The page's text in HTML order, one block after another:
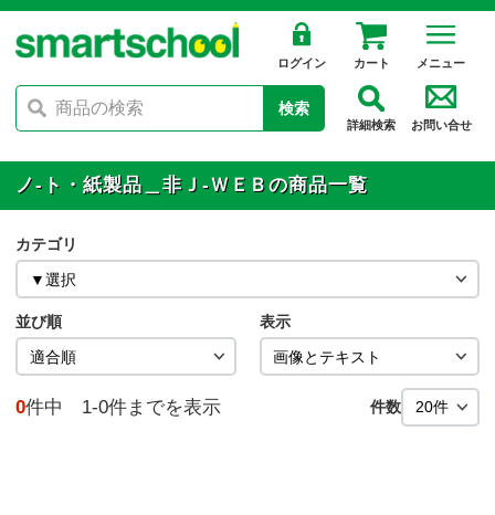
ログイン カート メニュー
検索
詳細検索 お問い合せ
ノ-ト・紙製品＿非Ｊ-ＷＥＢの商品一覧
カテゴリ
並び順 表示
0件中 1-0件までを表示 件数